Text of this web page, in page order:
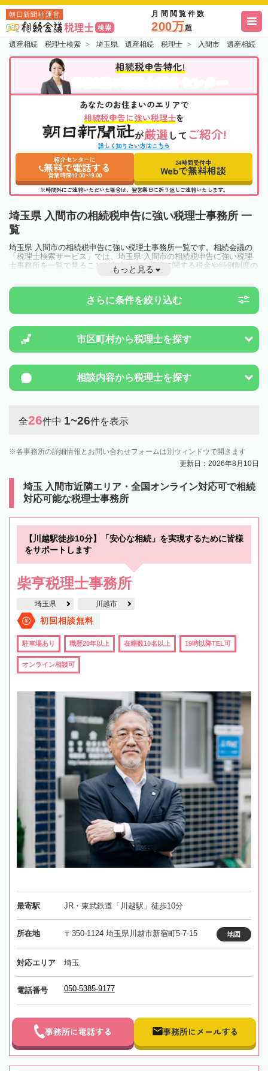
朝日新聞社運営 月間閲覧件数
200万超
遺産相続 税理士検索 埼玉県 遺産相続 税理士 入間市 遺産相続
相続税申告特化!
あなたのお住まいのエリアで
相続税申告に強い税理士を
が厳選 して ご紹介!
詳しく知りたい方はこちら
紹介センターに
無料で電話する
営業時間10:00~19:00
24時間受付中
Webで無料相談
※時間外にご連絡いただいた場合は、翌営業日に折り返しご連絡いたします。
埼玉県 入間市の相続税申告に強い税理士事務所 一
覧
埼玉県 入間市の相続税申告に強い税理士事務所一覧です。相続会議の
「税理士検索サービス」では、埼玉県 入間市の相続税申告に強い税理
士事務所を一覧で見ることが出来ます。相続に関する税金や特例制度の
ことは一度近隣の税理士に相談してみましょう。
もっと見る
さらに条件を絞り込む
市区町村から税理士を探す
相談内容から税理士を探す
全26件中 1~26件を表示
各事務所の詳細情報とお問い合わせフォームは別ウィンドウで開きます
更新日：2026年8月10日
埼玉 入間市近隣エリア・全国オンライン対応可で相続
対応可能な税理士事務所
【川越駅徒歩10分】「安心な相続」を実現するために皆様
をサポートします
柴亨税理士事務所
埼玉県 川越市
初回相談無料
駐車場あり 職歴20年以上 在籍数10名以上 19時以降TEL可
オンライン相談可
最寄駅 JR・東武鉄道「川越駅」徒歩10分
所在地 〒350-1124 埼玉県川越市新宿町5-7-15 地図
対応エリア 埼玉
電話番号 050-5385-9177
事務所に電話する 事務所にメールする